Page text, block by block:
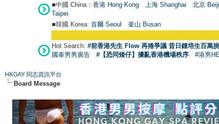
■中國 China： 香港 Hong Kong 上海 Shanghai
北京
Taipei
■韓國 Korea: 首爾 Seoul 釜山 Busan
Hot Search: #前香港先生 Flow 再捲爭議 昔日鍾培生百萬
國泰男男廣告
#【恐同矮仔】擾亂香港機場秩序 #港男
HKGAY 同志資訊平台
Board Message